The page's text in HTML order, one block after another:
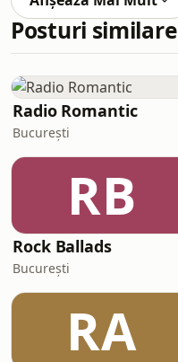
Posturi similare
Radio Romantic
București
RB
Rock Ballads
București
RA